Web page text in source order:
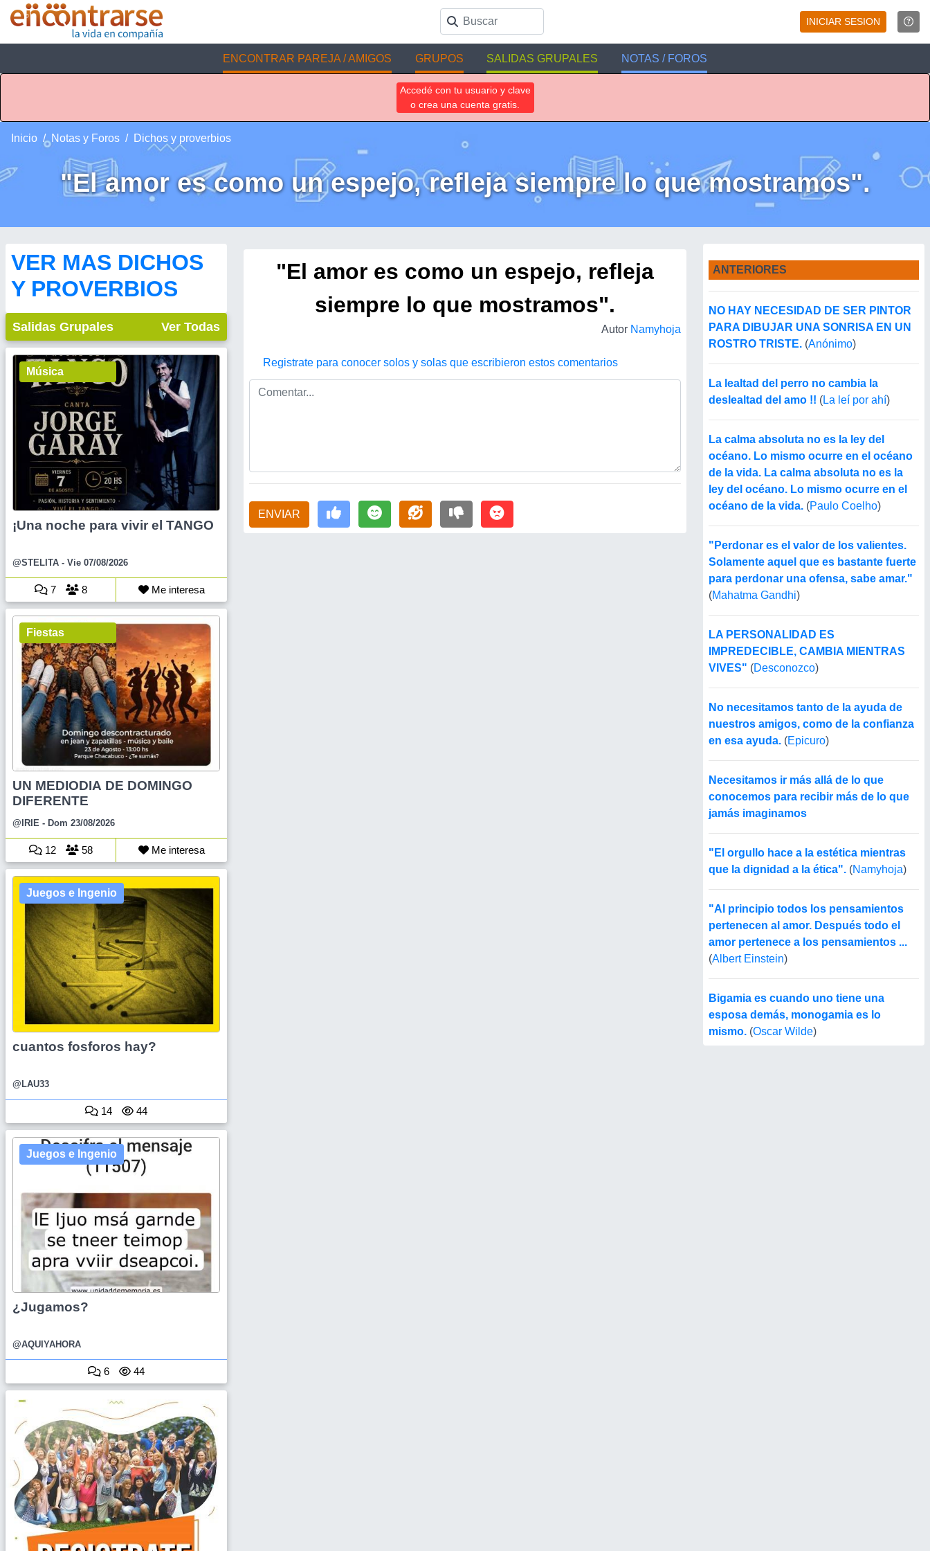
INICIAR SESION
ENCONTRAR PAREJA / AMIGOS GRUPOS SALIDAS GRUPALES NOTAS / FOROS
Accedé con tu usuario y clave
o crea una cuenta gratis.
Inicio Notas y Foros Dichos y proverbios
"El amor es como un espejo, refleja siempre lo que mostramos".
VER MAS DICHOS
Y PROVERBIOS
Salidas Grupales Ver Todas
Música
¡Una noche para vivir el TANGO
@STELITA - Vie 07/08/2026
7 8 Me interesa
Fiestas
UN MEDIODIA DE DOMINGO
DIFERENTE
@IRIE - Dom 23/08/2026
12 58 Me interesa
Juegos e Ingenio
cuantos fosforos hay?
@LAU33
14 44
Juegos e Ingenio
¿Jugamos?
@AQUIYAHORA
6 44
"El amor es como un espejo, refleja
siempre lo que mostramos".
Autor Namyhoja
Registrate para conocer solos y solas que escribieron estos comentarios
ENVIAR
ANTERIORES
NO HAY NECESIDAD DE SER PINTOR
PARA DIBUJAR UNA SONRISA EN UN
ROSTRO TRISTE. (Anónimo)
La lealtad del perro no cambia la
deslealtad del amo !! (La leí por ahí)
La calma absoluta no es la ley del
océano. Lo mismo ocurre en el océano
de la vida. La calma absoluta no es la
ley del océano. Lo mismo ocurre en el
océano de la vida. (Paulo Coelho)
"Perdonar es el valor de los valientes.
Solamente aquel que es bastante fuerte
para perdonar una ofensa, sabe amar."
(Mahatma Gandhi)
LA PERSONALIDAD ES
IMPREDECIBLE, CAMBIA MIENTRAS
VIVES" (Desconozco)
No necesitamos tanto de la ayuda de
nuestros amigos, como de la confianza
en esa ayuda. (Epicuro)
Necesitamos ir más allá de lo que
conocemos para recibir más de lo que
jamás imaginamos
"El orgullo hace a la estética mientras
que la dignidad a la ética". (Namyhoja)
"Al principio todos los pensamientos
pertenecen al amor. Después todo el
amor pertenece a los pensamientos ...
(Albert Einstein)
Bigamia es cuando uno tiene una
esposa demás, monogamia es lo
mismo. (Oscar Wilde)